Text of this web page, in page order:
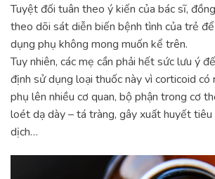
Tuyệt đối tuân theo ý kiến của bác sĩ,
theo dõi sát diễn biến bệnh tình của trẻ
dụng phụ không mong muốn kể trên.
Tuy nhiên, các mẹ cần phải hết sức lưu ý
định sử dụng loại thuốc này vì corticoid có
phụ lên nhiều cơ quan, bộ phận trong cơ
loét dạ dày – tá tràng, gây xuất huyết tiêu
dịch…